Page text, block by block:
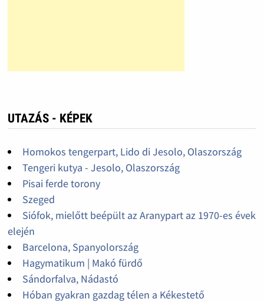
UTAZÁS - KÉPEK
Homokos tengerpart, Lido di Jesolo, Olaszország
Tengeri kutya - Jesolo, Olaszország
Pisai ferde torony
Szeged
Siófok, mielőtt beépült az Aranypart az 1970-es évek
elején
Barcelona, Spanyolország
Hagymatikum | Makó fürdő
Sándorfalva, Nádastó
Hóban gyakran gazdag télen a Kékestető